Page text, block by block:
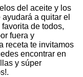
del aceite y los
a quitar el
de todos,
fuera y
receta te invitamos
encontrar en
y súper